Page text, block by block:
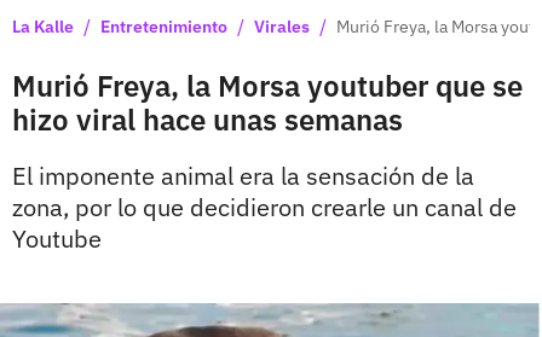
La Kalle / Entretenimiento / Virales / Murió Freya, la Morsa
Murió Freya, la Morsa youtuber que se
hizo viral hace unas semanas
El imponente animal era la sensación de la
zona, por lo que decidieron crearle un canal de
Youtube